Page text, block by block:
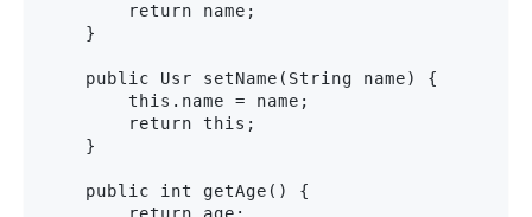
        return name;
    }
    public Usr setName(String name) {
        this.name = name;
        return this;
    }
    public int getAge() {